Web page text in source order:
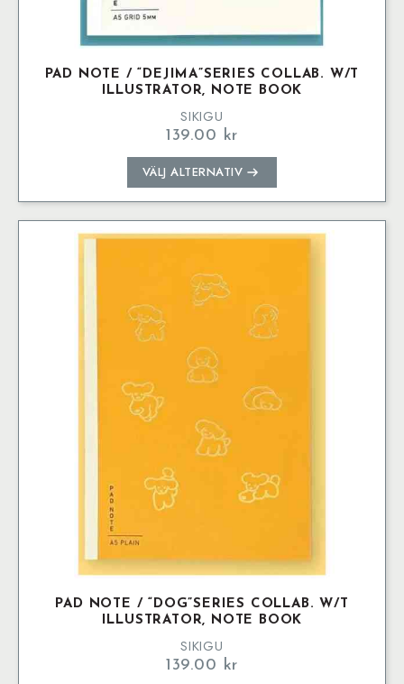
PAD NOTE / “DEJIMA”SERIES COLLAB. W/T
ILLUSTRATOR, NOTE BOOK
SIKIGU
139.00 kr
VÄLJ ALTERNATIV
Den
här
produkten
har
flera
olika
alternativen
kan
på
produktsidan
PAD NOTE / “DOG”SERIES COLLAB. W/T
ILLUSTRATOR, NOTE BOOK
SIKIGU
139.00 kr